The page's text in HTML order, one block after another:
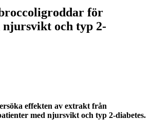
för
njursvikt och typ 2-
effekten av extrakt från
med njursvikt och typ 2-diabetes.